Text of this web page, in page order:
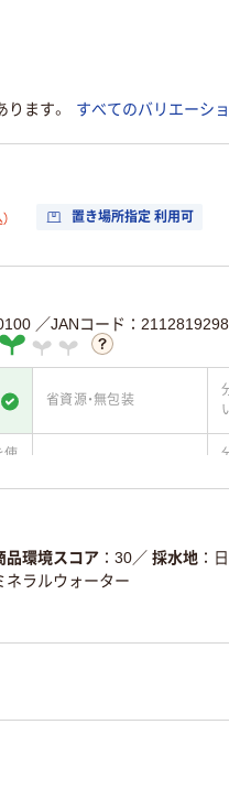
ります。
すべてのバリエーシ
置き場所指定 利用可
／JANコード：
省資源・無包装
使
くはページ下部の商品詳細「
品環境スコア 30／ 採水地
ネラルウォーター